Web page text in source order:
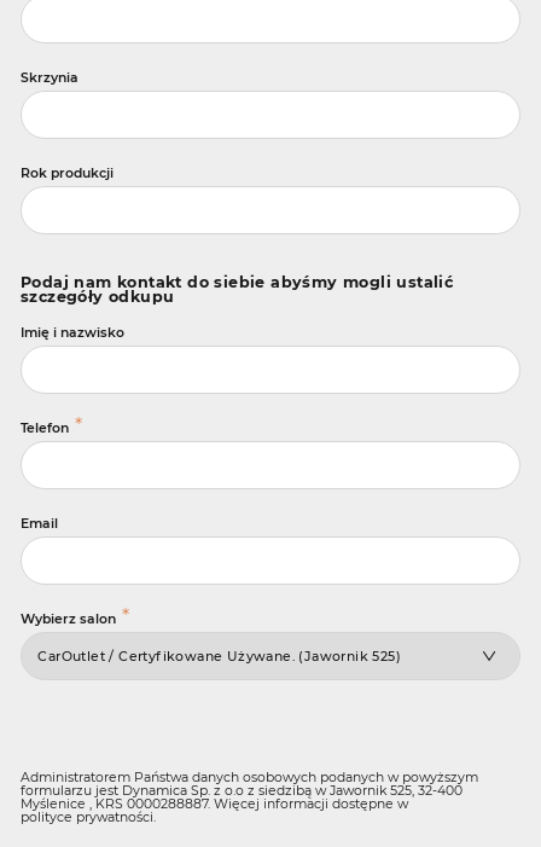
Skrzynia
Rok produkcji
Podaj nam kontakt do siebie abyśmy mogli ustalić
szczegóły odkupu
Imię i nazwisko
Telefon *
Email
Wybierz salon *
Administratorem Państwa danych osobowych podanych w powyższym
formularzu jest Dynamica Sp. z o.o z siedzibą w Jawornik 525, 32-400
Myślenice , KRS 0000288887. Więcej informacji dostępne w
polityce prywatności